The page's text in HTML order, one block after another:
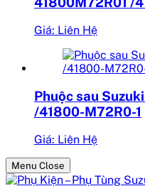
Giá: Liên Hệ
Phuộc sau
/41800-M72R0-1
Giá: Liên Hệ
Menu Close